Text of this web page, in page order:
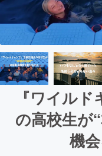
『ワイル
の高校生が
機